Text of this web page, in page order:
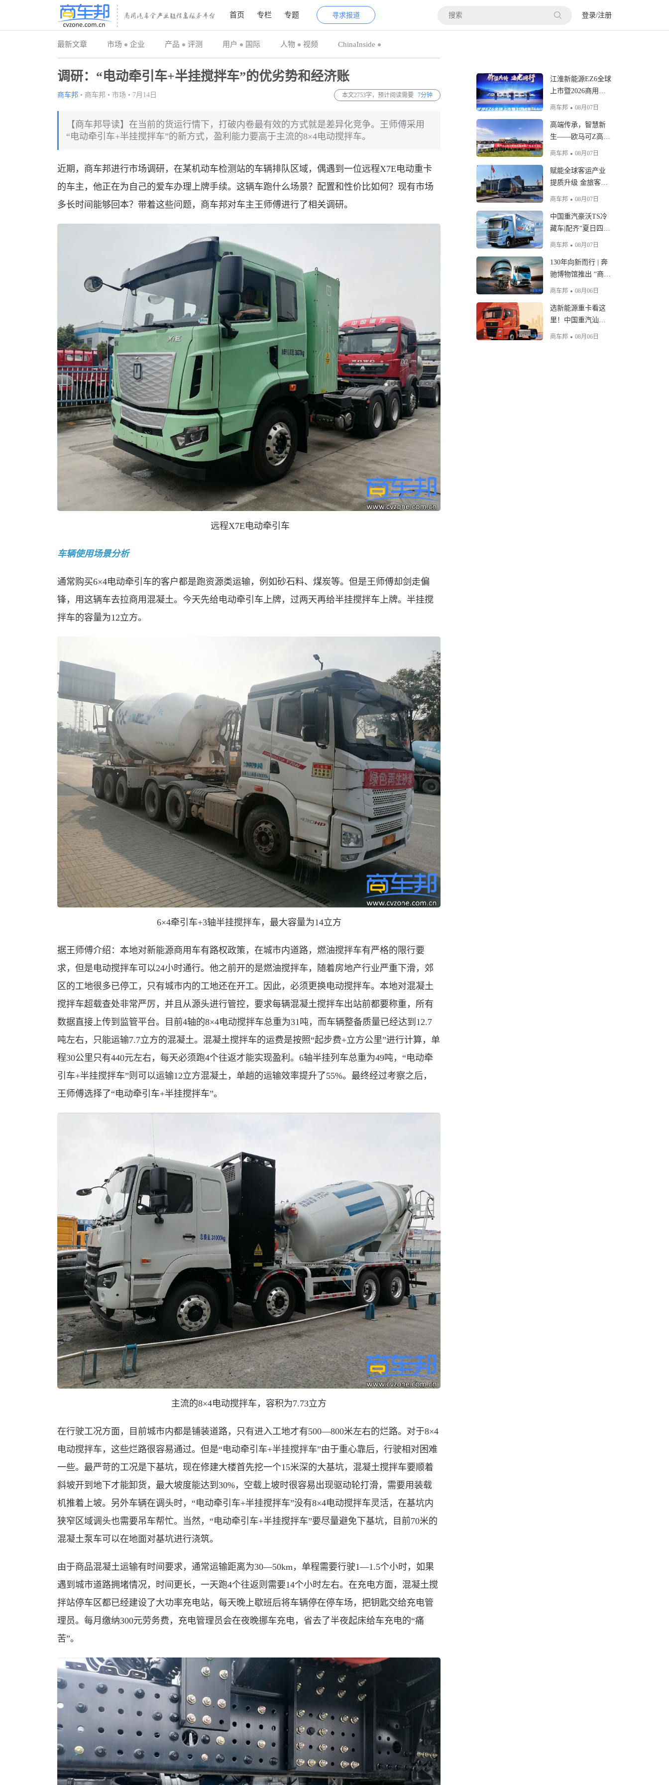
首页 专栏 专题 寻求报道 登录/注册
最新文章 市场 企业 产品 评测 用户 国际 人物 视频 ChinaInside
调研：“电动牵引车+半挂搅拌车”的优劣势和经济账
商车邦 • 商车邦 • 市场 • 7月14日 本文2753字，预计阅读需要 7分钟
【商车邦导读】在当前的货运行情下，打破内卷最有效的方式就是差异化竞争。王师傅采用
“电动牵引车+半挂搅拌车”的新方式，盈利能力要高于主流的8×4电动搅拌车。
近期，商车邦进行市场调研，在某机动车检测站的车辆排队区域，偶遇到一位远程X7E电动重卡
的车主，他正在为自己的爱车办理上牌手续。这辆车跑什么场景？配置和性价比如何？现有市场
多长时间能够回本？带着这些问题，商车邦对车主王师傅进行了相关调研。
远程X7E电动牵引车
车辆使用场景分析
通常购买6×4电动牵引车的客户都是跑资源类运输，例如砂石料、煤炭等。但是王师傅却剑走偏
锋，用这辆车去拉商用混凝土。今天先给电动牵引车上牌，过两天再给半挂搅拌车上牌。半挂搅
拌车的容量为12立方。
6×4牵引车+3轴半挂搅拌车，最大容量为14立方
据王师傅介绍：本地对新能源商用车有路权政策，在城市内道路，燃油搅拌车有严格的限行要
求，但是电动搅拌车可以24小时通行。他之前开的是燃油搅拌车，随着房地产行业严重下滑，郊
区的工地很多已停工，只有城市内的工地还在开工。因此，必须更换电动搅拌车。本地对混凝土
搅拌车超载查处非常严厉，并且从源头进行管控，要求每辆混凝土搅拌车出站前都要称重，所有
数据直接上传到监管平台。目前4轴的8×4电动搅拌车总重为31吨，而车辆整备质量已经达到12.7
吨左右，只能运输7.7立方的混凝土。混凝土搅拌车的运费是按照“起步费+立方公里”进行计算，单
程30公里只有440元左右，每天必须跑4个往返才能实现盈利。6轴半挂列车总重为49吨，“电动牵
引车+半挂搅拌车”则可以运输12立方混凝土，单趟的运输效率提升了55%。最终经过考察之后，
王师傅选择了“电动牵引车+半挂搅拌车”。
主流的8×4电动搅拌车，容积为7.73立方
在行驶工况方面，目前城市内都是铺装道路，只有进入工地才有500—800米左右的烂路。对于8×4
电动搅拌车，这些烂路很容易通过。但是“电动牵引车+半挂搅拌车”由于重心靠后，行驶相对困难
一些。最严苛的工况是下基坑，现在修建大楼首先挖一个15米深的大基坑，混凝土搅拌车要顺着
斜坡开到地下才能卸货，最大坡度能达到30%，空载上坡时很容易出现驱动轮打滑，需要用装载
机推着上坡。另外车辆在调头时，“电动牵引车+半挂搅拌车”没有8×4电动搅拌车灵活，在基坑内
狭窄区域调头也需要吊车帮忙。当然，“电动牵引车+半挂搅拌车”要尽量避免下基坑，目前70米的
混凝土泵车可以在地面对基坑进行浇筑。
由于商品混凝土运输有时间要求，通常运输距离为30—50km，单程需要行驶1—1.5个小时，如果
遇到城市道路拥堵情况，时间更长，一天跑4个往返则需要14个小时左右。在充电方面，混凝土搅
拌站停车区都已经建设了大功率充电站，每天晚上歇班后将车辆停在停车场，把钥匙交给充电管
理员。每月缴纳300元劳务费，充电管理员会在夜晚挪车充电，省去了半夜起床给车充电的“痛
苦”。
江淮新能源EZ6全球
上市暨2026商用车
用户大会举行
商车邦 08月07日
高端传承，智慧新
生——欧马可Z高端
智慧纯电轻卡用户
商车邦 08月07日
赋能全球客运产业
提质升级 金旅客车
发布“乾途”系列车
端客车标杆
商车邦 08月07日
中国重汽豪沃TS冷
藏车|配齐“夏日四件
套”，生鲜运输稳创
商车邦 08月07日
130年向新而行 | 奔
驰博物馆推出 “商用
车130周年” 特展
商车邦 08月06日
选新能源重卡看这
里！中国重汽汕德
卡513kWh 电驱桥牵
商车邦 08月06日